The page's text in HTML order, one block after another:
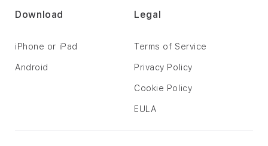
Legal
Terms of Service
Privacy Policy
Cookie Policy
EULA
Download
iPhone or iPad
Android